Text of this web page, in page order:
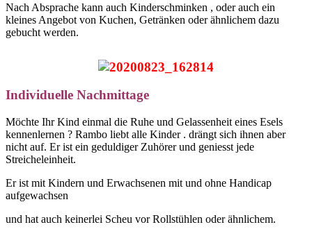
Nach Absprache kann auch Kinderschminken , oder auch ein
kleines Angebot von Kuchen, Getränken oder ähnlichem dazu
gebucht werden.
Individuelle Nachmittage
Möchte Ihr Kind einmal die Ruhe und Gelassenheit eines Esels
kennenlernen ? Rambo liebt alle Kinder . drängt sich ihnen aber
nicht auf. Er ist ein geduldiger Zuhörer und geniesst jede
Streicheleinheit.
Er ist mit Kindern und Erwachsenen mit und ohne Handicap
aufgewachsen
und hat auch keinerlei Scheu vor Rollstühlen oder ähnlichem.